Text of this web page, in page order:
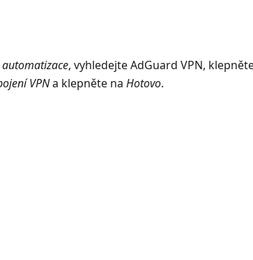
, vyhledejte AdGuard VPN,
VPNa klepněte na Hotovo.